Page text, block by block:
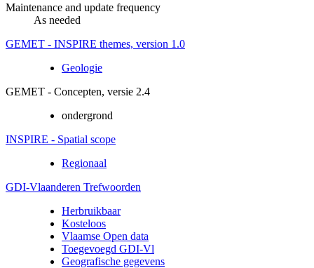
Maintenance and update frequency
As needed
GEMET - INSPIRE themes, version 1.0
Geologie
GEMET - Concepten, versie 2.4
ondergrond
INSPIRE - Spatial scope
Regionaal
GDI-Vlaanderen Trefwoorden
Herbruikbaar
Kosteloos
Vlaamse Open data
Toegevoegd GDI-Vl
Geografische gegevens